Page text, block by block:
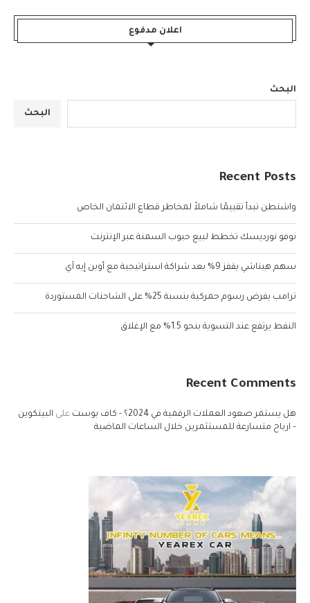
اعلان مدفوع
البحث
البحث
Recent Posts
واشنطن تبدأ تقييمًا شاملاً لمخاطر قطاع الائتمان الخاص
نوفو نورديسك تخطط لبيع حبوب السمنة عبر الإنترنت
سهم هيتاشي يقفز 9% بعد شراكة استراتيجية مع أوبن إيه آي
ترامب يفرض رسوم جمركية بنسبة 25% على الشاحنات المستوردة
النفط يرتفع عند التسوية بنحو 1.5% مع الإغلاق
Recent Comments
هل يستمر صعود العملات الرقمية في 2024؟ - كاف بوست على البيتكوين
– ارباح متسارعة للمستثمرين خلال الساعات الماضية